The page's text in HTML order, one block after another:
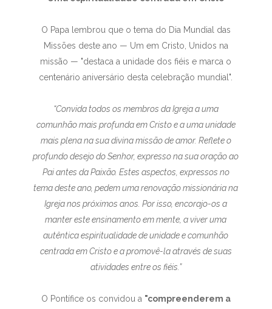
O Papa lembrou que o tema do Dia Mundial das
Missões deste ano — Um em Cristo, Unidos na
missão — "destaca a unidade dos fiéis e marca o
centenário aniversário desta celebração mundial".
“Convida todos os membros da Igreja a uma
comunhão mais profunda em Cristo e a uma unidade
mais plena na sua divina missão de amor. Reflete o
profundo desejo do Senhor, expresso na sua oração ao
Pai antes da Paixão. Estes aspectos, expressos no
tema deste ano, pedem uma renovação missionária na
Igreja nos próximos anos. Por isso, encorajo-os a
manter este ensinamento em mente, a viver uma
autêntica espiritualidade de unidade e comunhão
centrada em Cristo e a promovê-la através de suas
atividades entre os fiéis.”
O Pontífice os convidou a "compreenderem a